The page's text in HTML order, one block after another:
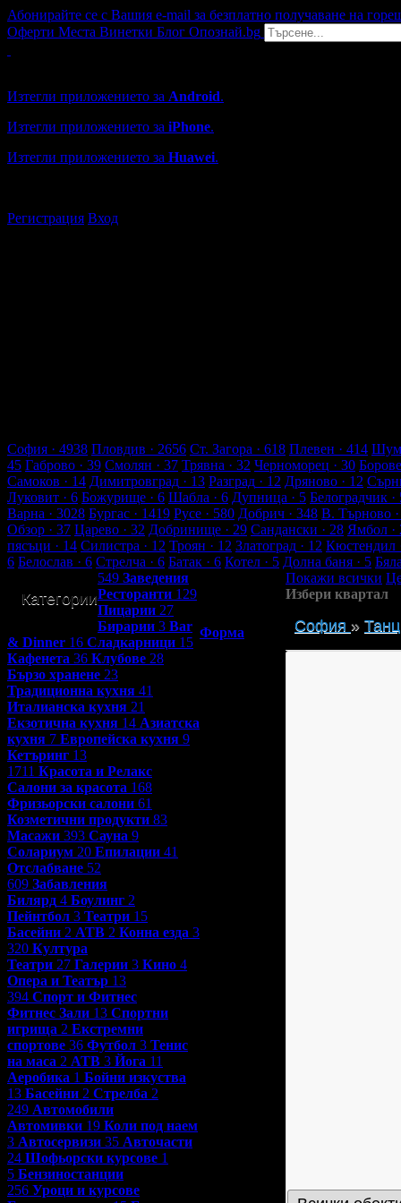
Абонирайте се с Вашия e-mail за безплатно получаване на
Оферти Места Винетки Блог Опознай.bg
Изтегли приложението за Android.
Изтегли приложението за iPhone.
Изтегли приложението за Huawei.
Регистрация Вход
София · 4938 Пловдив · 2656 Ст. Загора · 618 Плевен · 414
45 Габрово · 39 Смолян · 37 Трявна · 32 Черноморец · 30
Самоков · 14 Димитровград · 13 Разград · 12 Дряново · 12
Луковит · 6 Божурище · 6 Шабла · 6 Дупница · 5 Белоградчик ·
Варна · 3028 Бургас · 1419 Русе · 580 Добрич · 348 В. Търново
Обзор · 37 Царево · 32 Добринище · 29 Сандански · 28 Ямбол ·
пясъци · 14 Силистра · 12 Троян · 12 Златоград · 12 Кюстендил
6 Белослав · 6 Стрелча · 6 Батак · 6 Котел · 5 Долна баня · 5
Категории
549 Заведения
Ресторанти 129
Пицарии 27
Бирарии 3 Bar
& Dinner 16 Сладкарници 15
Кафенета 36 Клубове 28
Бързо хранене 23
Традиционна кухня 41
Италианска кухня 21
Екзотична кухня 14 Азиатска
кухня 7 Европейска кухня 9
Кетъринг 13
1711 Красота и Релакс
Салони за красота 168
Фризьорски салони 61
Козметични продукти 83
Масажи 393 Сауна 9
Солариум 20 Епилации 41
Отслабване 52
609 Забавления
Билярд 4 Боулинг 2
Пейнтбол 3 Театри 15
Басейни 2 АТВ 2 Конна езда 3
320 Култура
Театри 27 Галерии 3 Кино 4
Опера и Театър 13
394 Спорт и Фитнес
Фитнес Зали 13 Спортни
игрища 2 Екстремни
спортове 36 Футбол 3 Тенис
на маса 2 АТВ 3 Йога 11
Аеробика 1 Бойни изкуства
13 Басейни 2 Стрелба 2
249 Автомобили
Автомивки 19 Коли под наем
3 Автосервизи 35 Авточасти
24 Шофьорски курсове 1
5 Бензиностанции
256 Уроци и курсове
Покажи всички
Избери квартал
София »
Форма